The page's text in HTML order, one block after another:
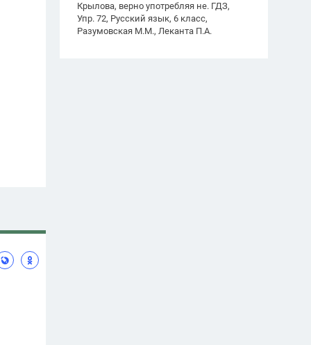
Крылова, верно употребляя не. ГДЗ,
Упр. 72, Русский язык, 6 класс,
Разумовская М.М., Леканта П.А.